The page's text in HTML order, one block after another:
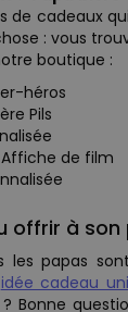
de cadeaux
: vous
boutique :
héros
Pils
de film
offrir à son
les papas
idée cadeau
Bonne